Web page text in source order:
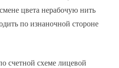
цвета нерабочую нить
по изнаночной стороне
счетной схеме лицевой